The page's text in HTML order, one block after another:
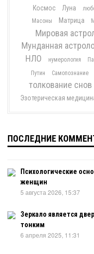
Космос
Луна
Масоны
Матрица
Мировая
Мунданная
НЛО
нумерология
Путин Самопознание
толкование снов
Эзотерическая
ПОСЛЕДНИЕ
Психологические
женщин
5 августа 2026, 15:37
Зеркало является
тонким
6 апреля 2025, 11:31